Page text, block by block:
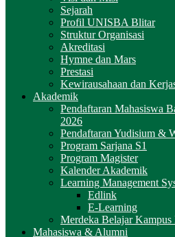
Sejarah
Profil UNISBA Blitar
Struktur Organisasi
Akreditasi
Hymne dan Mars
Prestasi
Kewirausahaan dan
Akademik
Pendaftaran Mahasiswa
2026
Pendaftaran Yudisium &
Program Sarjana S1
Program Magister
Kalender Akademik
Learning Management
Edlink
E-Learning
Merdeka Belajar
Mahasiswa & Alumni